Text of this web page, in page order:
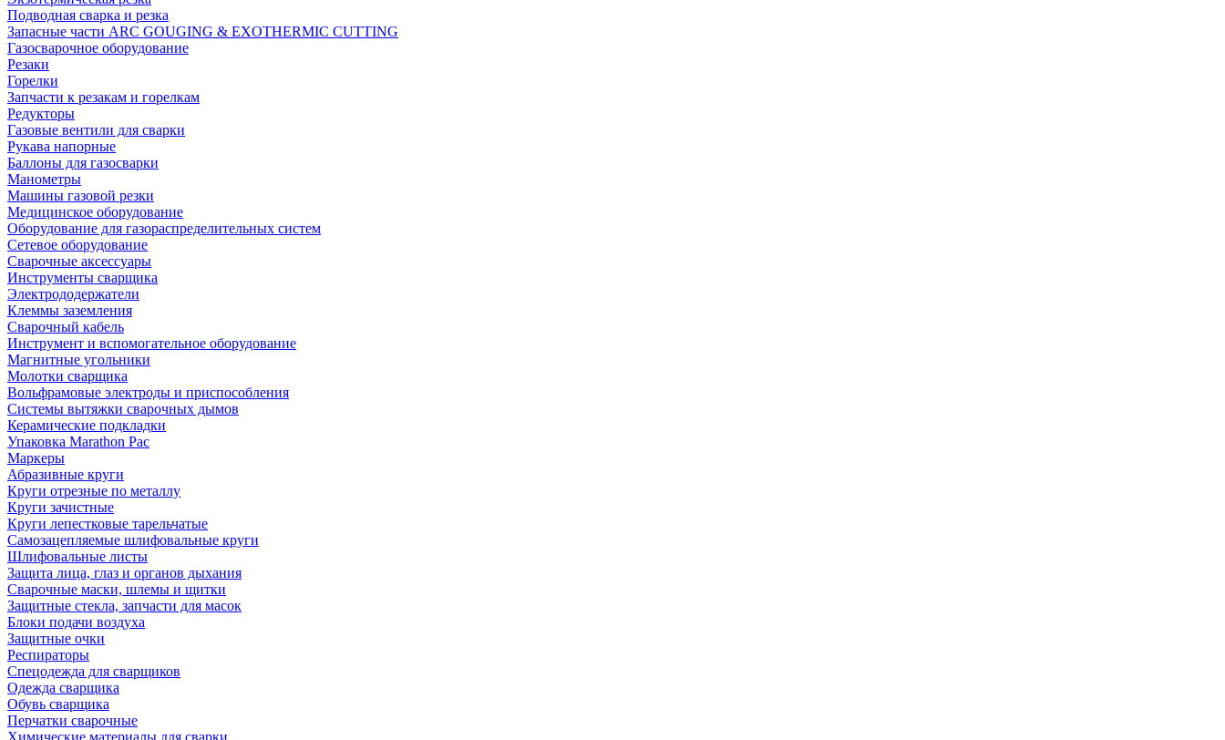
Подводная сварка и резка
Запасные части ARC GOUGING & EXOTHERMIC CUTTING
Газосварочное оборудование
Резаки
Горелки
Запчасти к резакам и горелкам
Редукторы
Газовые вентили для сварки
Рукава напорные
Баллоны для газосварки
Манометры
Машины газовой резки
Медицинское оборудование
Оборудование для газораспределительных систем
Сетевое оборудование
Сварочные аксессуары
Инструменты сварщика
Электрододержатели
Клеммы заземления
Сварочный кабель
Инструмент и вспомогательное оборудование
Магнитные угольники
Молотки сварщика
Вольфрамовые электроды и приспособления
Системы вытяжки сварочных дымов
Керамические подкладки
Упаковка Marathon Pac
Маркеры
Абразивные круги
Круги отрезные по металлу
Круги зачистные
Круги лепестковые тарельчатые
Самозацепляемые шлифовальные круги
Шлифовальные листы
Защита лица, глаз и органов дыхания
Сварочные маски, шлемы и щитки
Защитные стекла, запчасти для масок
Блоки подачи воздуха
Защитные очки
Респираторы
Спецодежда для сварщиков
Одежда сварщика
Обувь сварщика
Перчатки сварочные
Химические материалы для сварки